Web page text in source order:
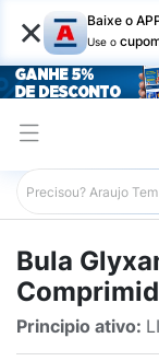
× Baixe o
Use o
Araujo
Bula
Principio ativo: